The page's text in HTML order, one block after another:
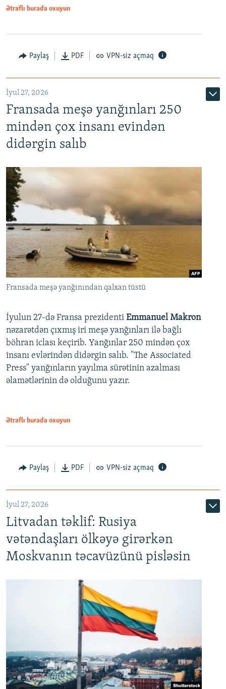
Ətraflı burada oxuyun
Paylaş PDF VPN-siz açmaq
İyul 27, 2026
Fransada meşə yanğınları 250
mindən çox insanı evindən
didərgin salıb
Fransada meşə yanğınından qalxan tüstü
İyulun 27-də Fransa prezidenti Emmanuel Makron
nəzarətdən çıxmış iri meşə yanğınları ilə bağlı
böhran iclası keçirib. Yanğınlar 250 mindən çox
insanı evlərindən didərgin salıb. "The Associated
Press" yanğınların yayılma sürətinin azalması
əlamətlərinin də olduğunu yazır.
Ətraflı burada oxuyun
Paylaş PDF VPN-siz açmaq
İyul 27, 2026
Litvadan təklif: Rusiya
vətəndaşları ölkəyə girərkən
Moskvanın təcavüzünü pisləsin